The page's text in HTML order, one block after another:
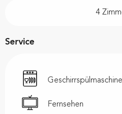
4
Service
Geschirrspülmaschine
Fernsehen